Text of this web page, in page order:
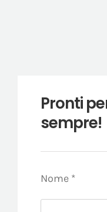
Pronti
sempre!
Nome *